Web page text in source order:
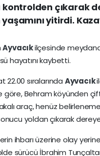
kontrolden çıkarak
yitirdi.
Ayvacıkilçesinde
hayatını kaybetti.
22.00 sıralarında Ayvacık
göre, Behram köyünden
araç, henüz
yoldan çıkarak
ihbarı üzerine olay
sürücü İbrahim